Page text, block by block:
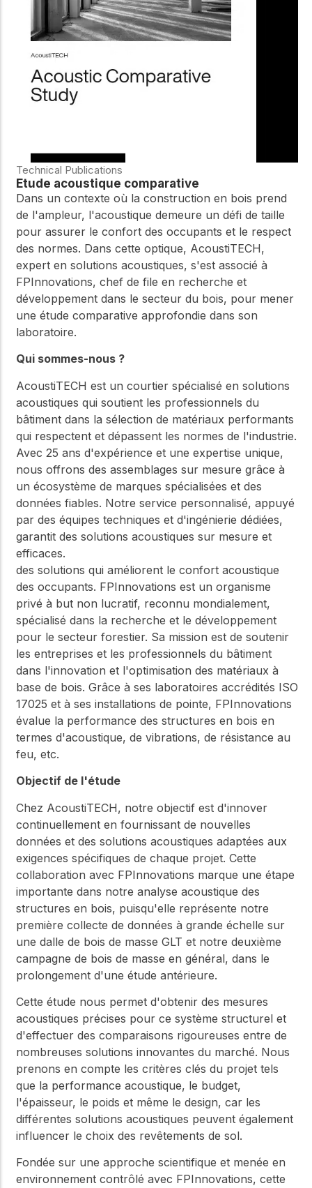
meilleures pratiques.
d'innovation
dans le domaine
l'innovation dans la
construction en bois et
la durabilité.
connectez-vous pour
obtenir du support
technique, des conseils
des ressources pratiques
Technical Publications
Étude acoustique comparative
Dans un contexte où la construction en bois prend
de l'ampleur, l'acoustique demeure un défi de taille
pour assurer le confort des occupants et le respect
des normes. Dans cette optique, AcoustiTECH,
expert en solutions acoustiques, s'est associé à
FPInnovations, chef de file en recherche et
développement dans le secteur du bois, pour mener
une étude comparative approfondie dans son
laboratoire.
Qui sommes-nous ?
AcoustiTECH est un courtier spécialisé en solutions
acoustiques qui soutient les professionnels du
bâtiment dans la sélection de matériaux performants
qui respectent et dépassent les normes de l'industrie.
Avec 25 ans d'expérience et une expertise unique,
nous offrons des assemblages sur mesure grâce à
un écosystème de marques spécialisées et des
données fiables. Notre service personnalisé, appuyé
par des équipes techniques et d'ingénierie dédiées,
garantit des solutions acoustiques sur mesure et
efficaces.
des solutions qui améliorent le confort acoustique
des occupants. FPInnovations est un organisme
privé à but non lucratif, reconnu mondialement,
spécialisé dans la recherche et le développement
pour le secteur forestier. Sa mission est de soutenir
les entreprises et les professionnels du bâtiment
dans l'innovation et l'optimisation des matériaux à
base de bois. Grâce à ses laboratoires accrédités ISO
17025 et à ses installations de pointe, FPInnovations
évalue la performance des structures en bois en
termes d'acoustique, de vibrations, de résistance au
feu, etc.
Objectif de l'étude
Chez AcoustiTECH, notre objectif est d'innover
continuellement en fournissant de nouvelles
données et des solutions acoustiques adaptées aux
exigences spécifiques de chaque projet. Cette
collaboration avec FPInnovations marque une étape
importante dans notre analyse acoustique des
structures en bois, puisqu'elle représente notre
première collecte de données à grande échelle sur
une dalle de bois de masse GLT et notre deuxième
campagne de bois de masse en général, dans le
prolongement d'une étude antérieure.
Cette étude nous permet d'obtenir des mesures
acoustiques précises pour ce système structurel et
d'effectuer des comparaisons rigoureuses entre de
nombreuses solutions innovantes du marché. Nous
prenons en compte les critères clés du projet tels
que la performance acoustique, le budget,
l'épaisseur, le poids et même le design, car les
différentes solutions acoustiques peuvent également
influencer le choix des revêtements de sol.
Fondée sur une approche scientifique et menée en
environnement contrôlé avec FPInnovations, cette